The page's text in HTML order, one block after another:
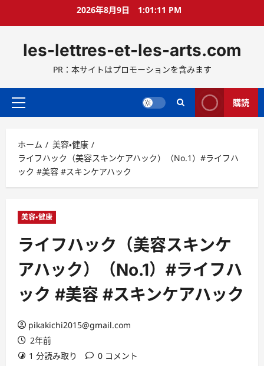
ス
ッ
2026年8月9日 1:01:12 PM
les-lettres-et-les-arts.com
PR：本サイトはプロモーションを含みます
メ
メ
ニ
ュ
ー
購読
ホーム
美容・健康
ライフハック（美容スキンケアハック）（No.1）#ライフハ
ック #美容 #スキンケアハック
美容・健康
ライフハック（美容スキンケ
アハック）（No.1）#ライフハ
ック #美容 #スキンケアハック
pikakichi2015@gmail.com
2年前
1 分読み取り
0 コメント